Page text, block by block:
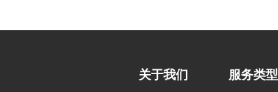
关于我们 服务类型